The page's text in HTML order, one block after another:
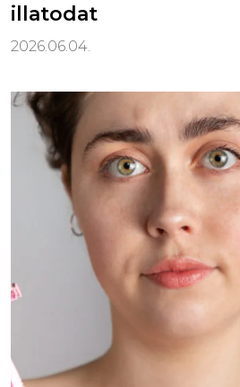
illatodat
2026.06.04.